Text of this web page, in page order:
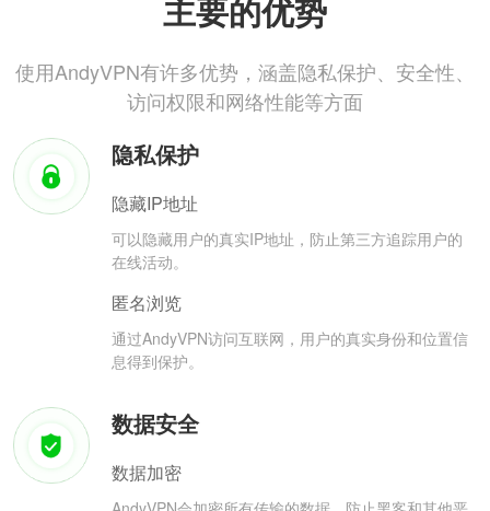
主要的优势
使用AndyVPN有许多优势，涵盖隐私保护、安全性、
访问权限和网络性能等方面
隐私保护
隐藏IP地址
可以隐藏用户的真实IP地址，防止第三方追踪用户的
在线活动。
匿名浏览
通过AndyVPN访问互联网，用户的真实身份和位置信
息得到保护。
数据安全
数据加密